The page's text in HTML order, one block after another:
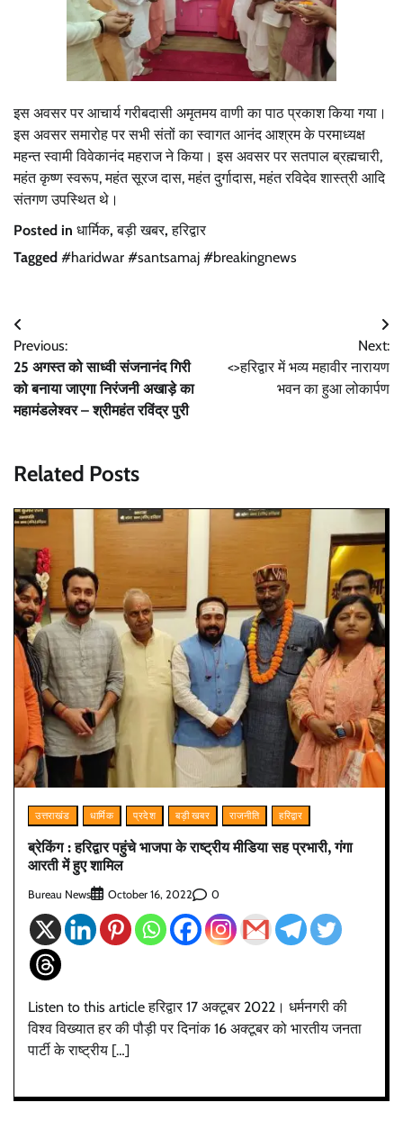
इस अवसर पर आचार्य गरीबदासी अमृतमय वाणी का पाठ प्रकाश किया गया।
इस अवसर समारोह पर सभी संतों का स्वागत आनंद आश्रम के परमाध्यक्ष
महन्त स्वामी विवेकानंद महराज ने किया। इस अवसर पर सतपाल ब्रह्मचारी,
महंत कृष्ण स्वरूप, महंत सूरज दास, महंत दुर्गादास, महंत रविदेव शास्त्री आदि
संतगण उपस्थित थे।
Posted in धार्मिक,बड़ी खबर,हरिद्वार
Tagged #haridwar #santsamaj #breakingnews
Post
navigation
Previous:
25 अगस्त को साध्वी संजनानंद गिरी
को बनाया जाएगा निरंजनी अखाड़े का
महामंडलेश्वर – श्रीमहंत रविंद्र पुरी
Next:
<>हरिद्वार में भव्य महावीर नारायण
भवन का हुआ लोकार्पण
Related Posts
उत्तराखंड धार्मिक प्रदेश बड़ी खबर राजनीति हरिद्वार
ब्रेकिंग : हरिद्वार पहुंचे भाजपा के राष्ट्रीय मीडिया सह प्रभारी, गंगा
आरती में हुए शामिल
Bureau News October 16, 2022 0
Listen to this article हरिद्वार 17 अक्टूबर 2022। धर्मनगरी की
विश्व विख्यात हर की पौड़ी पर दिनांक 16 अक्टूबर को भारतीय जनता
पार्टी के राष्ट्रीय […]